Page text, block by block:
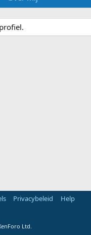
Privacybeleid
Help
Ltd.